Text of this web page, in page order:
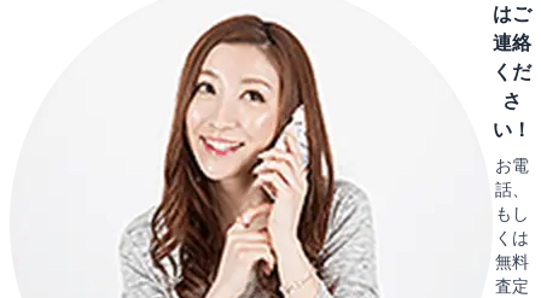
はご
連絡
くだ
さ
い！
お電
話、
もし
くは
無料
査定